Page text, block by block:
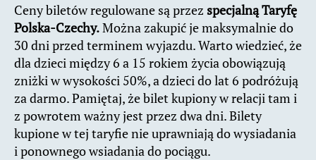
Ceny biletów regulowane są przez specjalną Taryfę
Polska-Czechy.Można zakupić je maksymalnie do
30 dni przed terminem wyjazdu. Warto wiedzieć, że
dla dzieci między 6 a 15 rokiem życia obowiązują
zniżki w wysokości 50%, a dzieci do lat 6 podróżują
za darmo. Pamiętaj, że bilet kupiony w relacji tam i
z powrotem ważny jest przez dwa dni. Bilety
kupione w tej taryfie nie uprawniają do wysiadania
i ponownego wsiadania do pociągu.